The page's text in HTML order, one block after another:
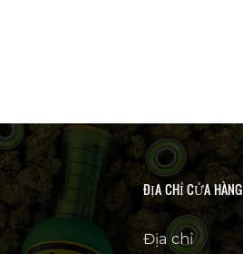
ĐỊA CHỈ CỬA HÀNG
Địa chỉ